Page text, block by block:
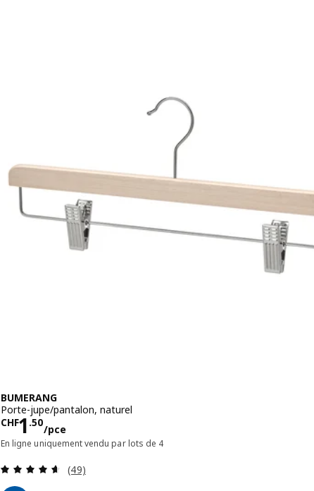
BUMERANG
Porte-jupe/pantalon, naturel
CHF1 .50
/pce
Prix CHF 1.50/pce
En ligne uniquement vendu par lots de 4
Révision: 4.6 hors de 5 étoiles. Nombre total
(49)